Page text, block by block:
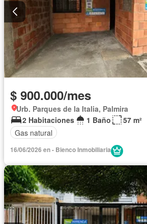
$ 900.000/mes
Urb. Parques de la Italia, Palmira
2 Habitaciones
1 Baño
57 m²
Gas natural
16/06/2026 en - Bienco Inmobiliaria